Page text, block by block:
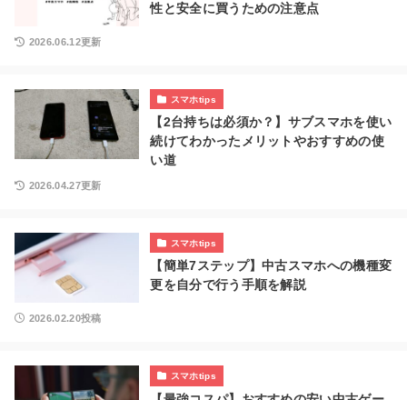
性と安全に買うための注意点
2026.06.12更新
スマホtips
【2台持ちは必須か？】サブスマホを使い
続けてわかったメリットやおすすめの使
い道
2026.04.27更新
スマホtips
【簡単7ステップ】中古スマホへの機種変
更を自分で行う手順を解説
2026.02.20投稿
スマホtips